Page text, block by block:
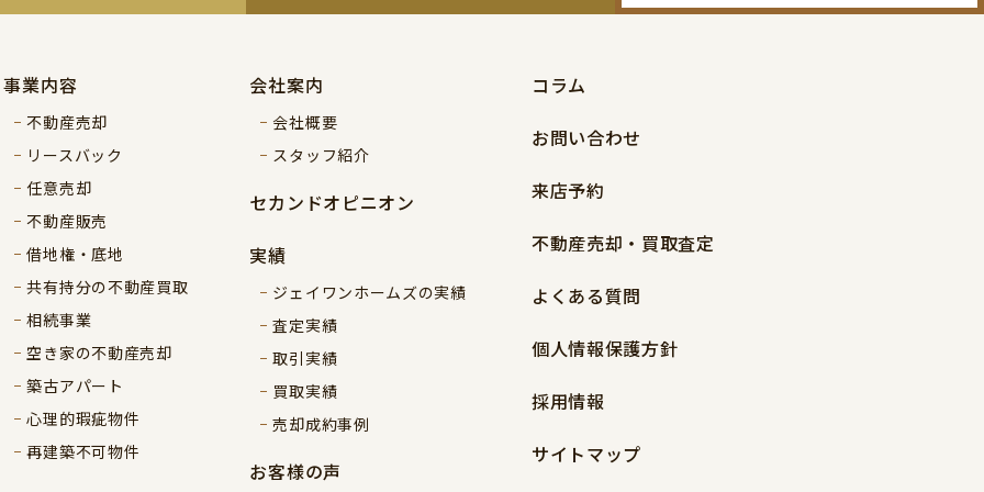
事業内容
不動産売却
リースバック
任意売却
不動産販売
借地権・底地
共有持分の不動産買取
相続事業
空き家の不動産売却
築古アパート
心理的瑕疵物件
再建築不可物件
会社案内
会社概要
スタッフ紹介
セカンドオピニオン
実績
ジェイワンホームズの実績
査定実績
取引実績
買取実績
売却成約事例
お客様の声
コラム
お問い合わせ
来店予約
不動産売却・買取査定
よくある質問
個人情報保護方針
採用情報
サイトマップ